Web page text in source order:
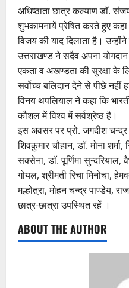
अधिष्ठाता छात्र कल्याण डाॅ.
शुभकामनायें प्रेषित करते हुए
विजय की याद दिलाता है।
उत्तराखण्ड ने सदैव अपना
एकता व अखण्डता की सुरक्षा के
सर्वोच्च बलिदान देने से पीछे नहीं
विनय थपलियाल ने कहा कि
कौशल में विश्व में सर्वश्रेष्ठ है।
इस अवसर पर प्रो. जगदीश
शिवकुमार चौहान, डाॅ. मोना शर्मा,
सक्सेना, डाॅ. पूर्णिमा सुन्दरियाल,
गोयल, श्रीमती रिचा मिनोचा,
मल्होत्रा, मोहन चन्द्र पाण्डेय,
छात्र-छात्रा उपस्थित रहें ।
ABOUT THE AUTHOR